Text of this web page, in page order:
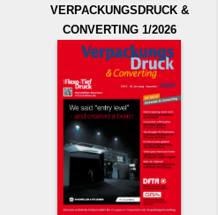
VERPACKUNGSDRUCK &
CONVERTING 1/2026